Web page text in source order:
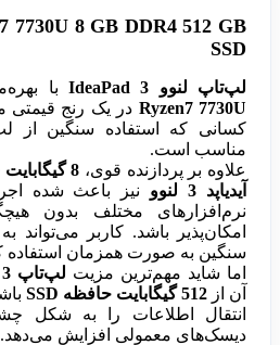
7730U 8 GB DDR4 512 GB
SSD
لپ‌تاپ لنوو IdeaPad 3 با
Ryzen7 7730U در یک رنج قیمتی
کسانی که استفاده سنگین از
مناسب است.
علاوه بر پردازنده قوی، 8 گیگابایت حافظه رم
آیدیاپد 3 لنوو
نیز باعث شده
نرم‌افزارهای مختلف بدون
امکان‌پذیر باشد. کاربر می‌تواند
سنگین به صورت همزمان استفاده
اما شاید مهم‌ترین مزیت لپ‌تاپ ideapad 3 لنوو
آن از 512 گیگابایت حافظه SSD
انتقال اطلاعات را به شکل
دیسک‌های معمولی افزایش می‌دهد.